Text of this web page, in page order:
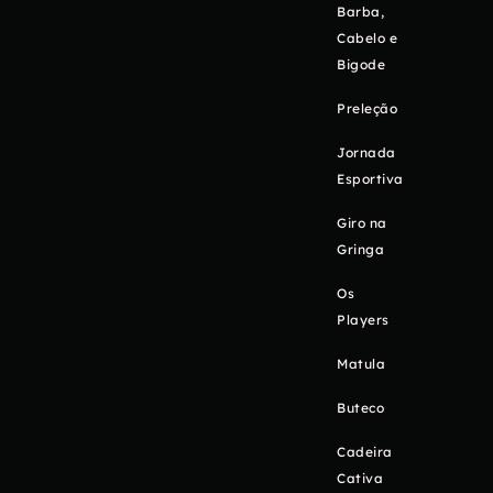
Barba,
Cabelo e
Bigode
Preleção
Jornada
Esportiva
Giro na
Gringa
Os
Players
Matula
Buteco
Cadeira
Cativa